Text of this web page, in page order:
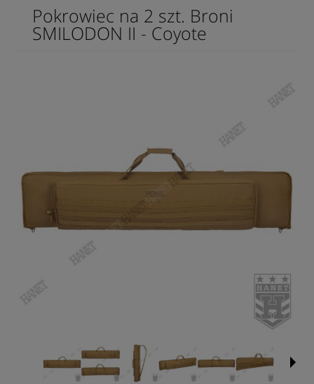
Pokrowiec na 2 szt. Broni
SMILODON II - Coyote